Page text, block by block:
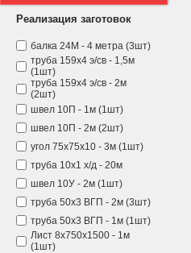
Реализация заготовок
балка 24М - 4 метра (3шт)
труба 159х4 э/св - 1,5м
(1шт)
труба 159х4 э/св - 2м
(2шт)
швел 10П - 1м (1шт)
швел 10П - 2м (2шт)
угол 75х75х10 - 3м (1шт)
труба 10х1 х/д - 20м
швел 10У - 2м (1шт)
труба 50х3 ВГП - 2м (3шт)
труба 50х3 ВГП - 1м (1шт)
Лист 8х750х1500 - 1м
(1шт)